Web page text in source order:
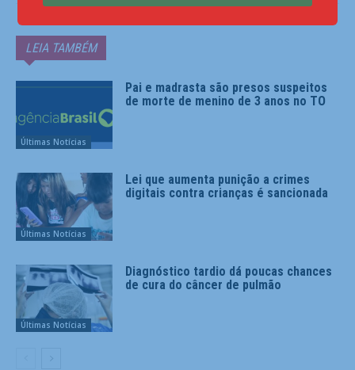
LEIA TAMBÉM
Últimas Notícias
Pai e madrasta são presos suspeitos
de morte de menino de 3 anos no TO
Últimas Notícias
Lei que aumenta punição a crimes
digitais contra crianças é sancionada
Últimas Notícias
Diagnóstico tardio dá poucas chances
de cura do câncer de pulmão